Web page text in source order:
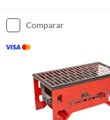
comparar